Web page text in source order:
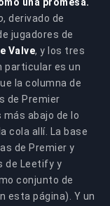
, derivado de
jugadores de
Valve, y los tres
particular es un
la columna de
de Premier
abajo de lo
cola allí. La base
de Premier y
de Leetify y
conjunto de
esta página). Y un